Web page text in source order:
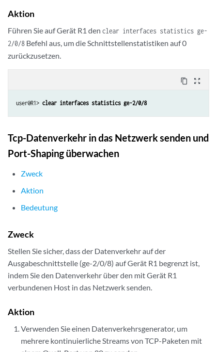
Aktion
Führen Sie auf Gerät R1 den clear interfaces statistics ge-
2/0/8 Befehl aus, um die Schnittstellenstatistiken auf 0
zurückzusetzen.
content_copy zoom_out_map
user@R1> clear interfaces statistics ge-2/0/8
Tcp-Datenverkehr in das Netzwerk senden und
Port-Shaping überwachen
Zweck
Aktion
Bedeutung
Zweck
Stellen Sie sicher, dass der Datenverkehr auf der
Ausgabeschnittstelle (ge-2/0/8) auf Gerät R1 begrenzt ist,
indem Sie den Datenverkehr über den mit Gerät R1
verbundenen Host in das Netzwerk senden.
Aktion
Verwenden Sie einen Datenverkehrsgenerator, um
mehrere kontinuierliche Streams von TCP-Paketen mit